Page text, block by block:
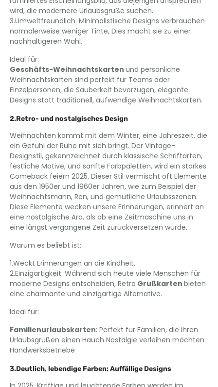
wird, die modernere Urlaubsgrüße suchen.
3.Umweltfreundlich: Minimalistische Designs verbrauchen
normalerweise weniger Tinte, Dies macht sie zu einer
nachhaltigeren Wahl.
Ideal für:
Geschäfts-Weihnachtskarten und persönliche
Weihnachtskarten sind perfekt für Teams oder
Einzelpersonen, die Sauberkeit bevorzugen, elegante
Designs statt traditionell, aufwendige Weihnachtskarten.
2.Retro- und nostalgisches Design
Weihnachten kommt mit dem Winter, eine Jahreszeit, die
ein Gefühl der Ruhe mit sich bringt. Der Vintage-
Designstil, gekennzeichnet durch klassische Schriftarten,
festliche Motive, und sanfte Farbpaletten, wird ein starkes
Comeback feiern 2025. Dieser Stil vermischt oft Elemente
aus den 1950er und 1960er Jahren, wie zum Beispiel der
Weihnachtsmann, Ren, und gemütliche Urlaubsszenen.
Diese Elemente wecken unsere Erinnerungen, erinnert an
eine nostalgische Ära, als ob eine Zeitmaschine uns in
eine längst vergangene Zeit zurückversetzen würde.
Warum es beliebt ist:
1.Weckt Erinnerungen an die Kindheit.
2.Einzigartigkeit: Während sich heute viele Menschen für
moderne Designs entscheiden, Retro Grußkarten bieten
eine charmante und einzigartige Alternative.
Ideal für:
Familienurlaubskarten: Perfekt für Familien, die ihren
Urlaubsgrüßen einen Hauch Nostalgie verleihen möchten.
Handwerksbetriebe
3.Deutlich, lebendige Farben: Auffällige Designs